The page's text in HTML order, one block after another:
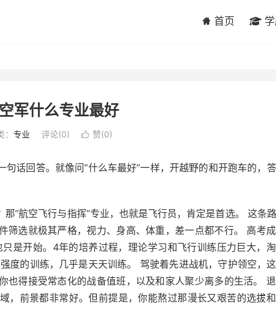
首页
空军什么专业最好
专业 评论(0)  赞(0)
话回答。就像问“什么车最好”一样，开越野的和开跑车的，
“航空飞行与指挥”专业，也就是飞行员，肯定是首选。 这条
筛选就极其严格，视力、身高、体重，差一点都不行。 高考
是开始。4年的培养过程，理论学习和飞行训练压力巨大，
度的训练，几乎是天天训练。 驾驶着先进战机，守护领空，
得接受常态化的战备值班，以及和家人聚少离多的生活。 退
，前景都非常好。但前提是，你能熬过那漫长又艰苦的选拔